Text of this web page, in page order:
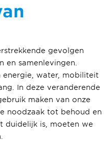
gevolgen
en samenlevingen.
water, mobiliteit
In deze veranderende
maken van onze
noodzaak tot behoud en
duidelijk is, moeten we